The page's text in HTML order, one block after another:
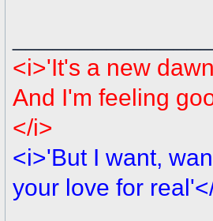
<i>'It's a new
And I'm feeling
</i>
<i>'But I want,
your love for